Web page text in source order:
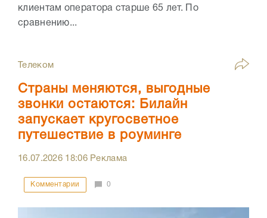
клиентам оператора старше 65 лет. По
сравнению...
Телеком
Страны меняются, выгодные
звонки остаются: Билайн
запускает кругосветное
путешествие в роуминге
16.07.2026 18:06Реклама
Комментарии 0